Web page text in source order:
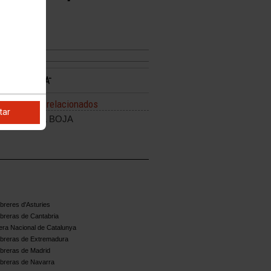
Enlaces relacionados
Enlace a BOJA
d'Asturies
de Cantabria
Nacional de Catalunya
de Extremadura
de Madrid
de Navarra